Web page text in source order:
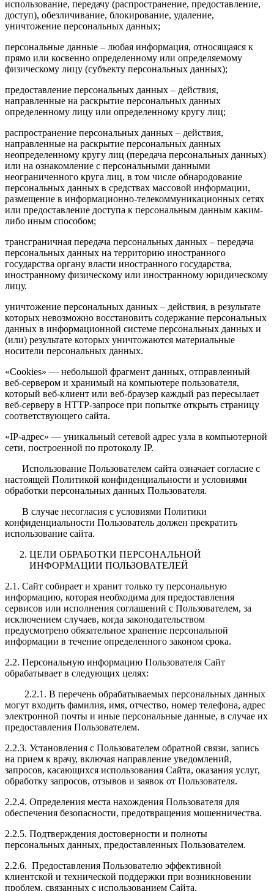
использование, передачу (распространение, предоставление,
доступ), обезличивание, блокирование, удаление,
уничтожение персональных данных;
персональные данные – любая информация, относящаяся к
прямо или косвенно определенному или определяемому
физическому лицу (субъекту персональных данных);
предоставление персональных данных – действия,
направленные на раскрытие персональных данных
определенному лицу или определенному кругу лиц;
распространение персональных данных – действия,
направленные на раскрытие персональных данных
неопределенному кругу лиц (передача персональных данных)
или на ознакомление с персональными данными
неограниченного круга лиц, в том числе обнародование
персональных данных в средствах массовой информации,
размещение в информационно-телекоммуникационных сетях
или предоставление доступа к персональным данным каким-
либо иным способом;
трансграничная передача персональных данных – передача
персональных данных на территорию иностранного
государства органу власти иностранного государства,
иностранному физическому или иностранному юридическому
лицу.
уничтожение персональных данных – действия, в результате
которых невозможно восстановить содержание персональных
данных в информационной системе персональных данных и
(или) результате которых уничтожаются материальные
носители персональных данных.
«Cookies» — небольшой фрагмент данных, отправленный
веб-сервером и хранимый на компьютере пользователя,
который веб-клиент или веб-браузер каждый раз пересылает
веб-серверу в HTTP-запросе при попытке открыть страницу
соответствующего сайта.
«IP-адрес» — уникальный сетевой адрес узла в компьютерной
сети, построенной по протоколу IP.
Использование Пользователем сайта означает согласие с
настоящей Политикой конфиденциальности и условиями
обработки персональных данных Пользователя.
В случае несогласия с условиями Политики
конфиденциальности Пользователь должен прекратить
использование сайта.
ЦЕЛИ ОБРАБОТКИ ПЕРСОНАЛЬНОЙ
ИНФОРМАЦИИ ПОЛЬЗОВАТЕЛЕЙ
2.1. Сайт собирает и хранит только ту персональную
информацию, которая необходима для предоставления
сервисов или исполнения соглашений с Пользователем, за
исключением случаев, когда законодательством
предусмотрено обязательное хранение персональной
информации в течение определенного законом срока.
2.2. Персональную информацию Пользователя Сайт
обрабатывает в следующих целях:
2.2.1. В перечень обрабатываемых персональных данных
могут входить фамилия, имя, отчество, номер телефона, адрес
электронной почты и иные персональные данные, в случае их
предоставления Пользователем.
2.2.3. Установления с Пользователем обратной связи, запись
на прием к врачу, включая направление уведомлений,
запросов, касающихся использования Сайта, оказания услуг,
обработку запросов, отзывов и заявок от Пользователя.
2.2.4. Определения места нахождения Пользователя для
обеспечения безопасности, предотвращения мошенничества.
2.2.5. Подтверждения достоверности и полноты
персональных данных, предоставленных Пользователем.
2.2.6. Предоставления Пользователю эффективной
клиентской и технической поддержки при возникновении
проблем, связанных с использованием Сайта.